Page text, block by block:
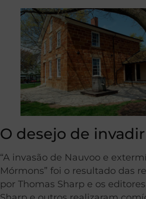
O desejo de
“A invasão de Nauvoo e
Mórmons” foi o resultado das
por Thomas Sharp e os